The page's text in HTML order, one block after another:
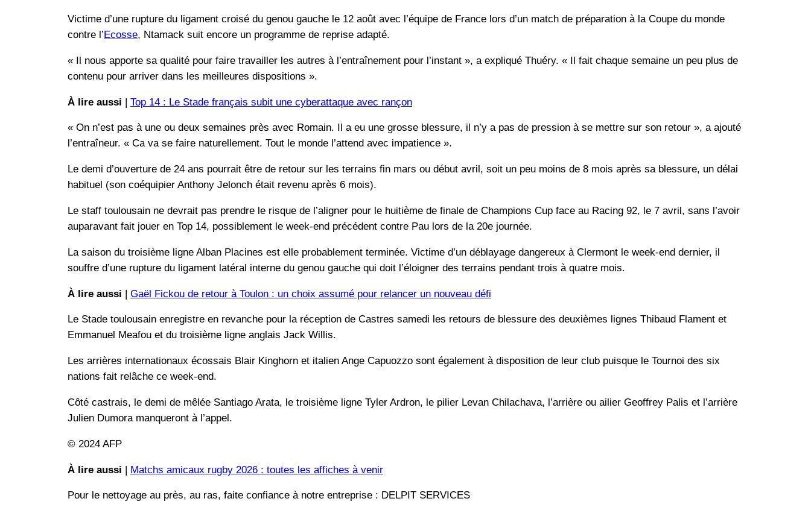
Victime d’une rupture du ligament croisé du genou gauche le 12 août avec l’équipe de France lors d’un match de préparation à la Coupe du monde
contre l’Ecosse, Ntamack suit encore un programme de reprise adapté.
« Il nous apporte sa qualité pour faire travailler les autres à l’entraînement pour l’instant », a expliqué Thuéry. « Il fait chaque semaine un peu plus de
contenu pour arriver dans les meilleures dispositions ».
À lire aussi | Top 14 : Le Stade français subit une cyberattaque avec rançon
« On n’est pas à une ou deux semaines près avec Romain. Il a eu une grosse blessure, il n’y a pas de pression à se mettre sur son retour », a ajouté
l’entraîneur. « Ca va se faire naturellement. Tout le monde l’attend avec impatience ».
Le demi d’ouverture de 24 ans pourrait être de retour sur les terrains fin mars ou début avril, soit un peu moins de 8 mois après sa blessure, un délai
habituel (son coéquipier Anthony Jelonch était revenu après 6 mois).
Le staff toulousain ne devrait pas prendre le risque de l’aligner pour le huitième de finale de Champions Cup face au Racing 92, le 7 avril, sans l’avoir
auparavant fait jouer en Top 14, possiblement le week-end précédent contre Pau lors de la 20e journée.
La saison du troisième ligne Alban Placines est elle probablement terminée. Victime d’un déblayage dangereux à Clermont le week-end dernier, il
souffre d’une rupture du ligament latéral interne du genou gauche qui doit l’éloigner des terrains pendant trois à quatre mois.
À lire aussi | Gaël Fickou de retour à Toulon : un choix assumé pour relancer un nouveau défi
Le Stade toulousain enregistre en revanche pour la réception de Castres samedi les retours de blessure des deuxièmes lignes Thibaud Flament et
Emmanuel Meafou et du troisième ligne anglais Jack Willis.
Les arrières internationaux écossais Blair Kinghorn et italien Ange Capuozzo sont également à disposition de leur club puisque le Tournoi des six
nations fait relâche ce week-end.
Côté castrais, le demi de mêlée Santiago Arata, le troisième ligne Tyler Ardron, le pilier Levan Chilachava, l’arrière ou ailier Geoffrey Palis et l’arrière
Julien Dumora manqueront à l’appel.
© 2024 AFP
À lire aussi | Matchs amicaux rugby 2026 : toutes les affiches à venir
Pour le nettoyage au près, au ras, faite confiance à notre entreprise : DELPIT SERVICES